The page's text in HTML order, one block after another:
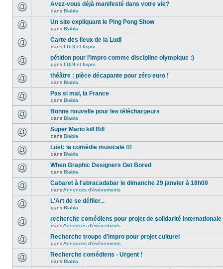
Avez-vous déjà manifesté dans votre vie?
dans Blabla
Un site expliquant le Ping Pong Show
dans Blabla
Carte des lieux de la Ludi
dans LUDI et Impro
pétition pour l'impro comme discipline olympique :)
dans LUDI et Impro
théâtre : pièce décapante pour zéro euro !
dans Blabla
Pas si mal, la France
dans Blabla
Bonne nouvelle pour les téléchargeurs
dans Blabla
Super Mario kill Bill
dans Blabla
Lost: la comédie musicale !!!
dans Blabla
When Graphic Designers Get Bored
dans Blabla
Cabaret à l'abracadabar le dimanche 29 janvier à 18h00
dansAnnonces d'événements
L'Art de se défiler...
dans Blabla
recherche comédiens pour projet de solidarité internationale
dansAnnonces d'événements
Recherche troupe d'impro pour projet culturel
dansAnnonces d'événements
Recherche comédiens - Urgent !
dans Blabla